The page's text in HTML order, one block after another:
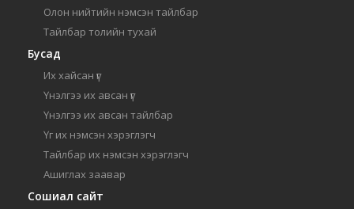
Олон нийтийн нэмсэн тайлбар
Тайлбар толийн тухай
Бусад
Их хайсан үг
Үнэлгээ их авсан үг
Үнэлгээ их авсан тайлбар
Үг их нэмсэн хэрэглэгч
Тайлбар их нэмсэн хэрэглэгч
Ашиглах заавар
Сошиал сайт